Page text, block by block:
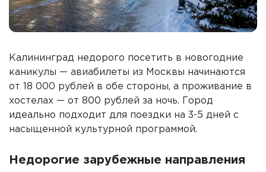
Калининград недорого посетить в новогодние
каникулы — авиабилеты из Москвы начинаются
от 18 000 рублей в обе стороны, а проживание в
хостелах — от 800 рублей за ночь. Город
идеально подходит для поездки на 3-5 дней с
насыщенной культурной программой.
Недорогие зарубежные направления